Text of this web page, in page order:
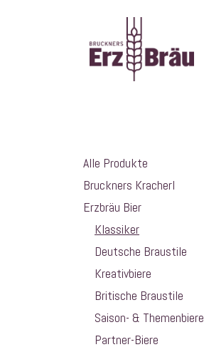
Alle Produkte
Bruckners Kracherl
Erzbräu Bier
Klassiker
Deutsche Braustile
Kreativbiere
Britische Braustile
Saison- & Themenbiere
Partner-Biere